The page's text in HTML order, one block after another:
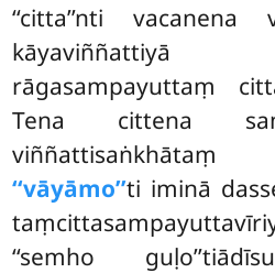
‘‘citta’’nti vacanena
kāyaviññattiyā
rāgasampayuttaṃ
Tena cittena
‘‘vāyāmo’’ti iminā
‘‘semho